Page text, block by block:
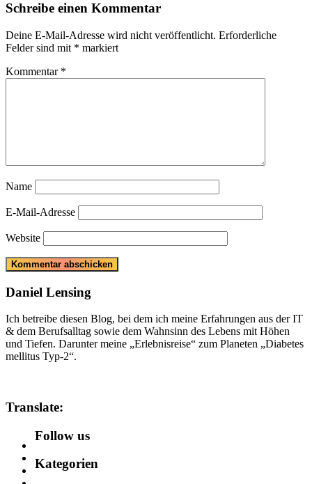
Schreibe einen Kommentar
Deine E-Mail-Adresse wird nicht veröffentlicht. Erforderliche
Felder sind mit * markiert
Kommentar *
Name
E-Mail-Adresse
Website
Daniel Lensing
Ich betreibe diesen Blog, bei dem ich meine Erfahrungen aus der IT
& dem Berufsalltag sowie dem Wahnsinn des Lebens mit Höhen
und Tiefen. Darunter meine „Erlebnisreise“ zum Planeten „Diabetes
mellitus Typ-2“.
Translate:
Follow us
Kategorien